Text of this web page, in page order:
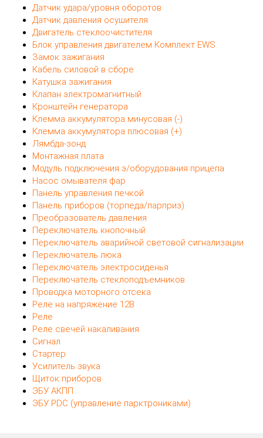
Датчик удара/уровня оборотов
Датчик давления осушителя
Двигатель стеклоочистителя
Блок управления двигателем Комплект EWS
Замок зажигания
Кабель силовой в сборе
Катушка зажигания
Клапан электромагнитный
Кронштейн генератора
Клемма аккумулятора минусовая (-)
Клемма аккумулятора плюсовая (+)
Лямбда-зонд
Монтажная плата
Модуль подключения э/оборудования прицепа
Насос омывателя фар
Панель управления печкой
Панель приборов (торпеда/парприз)
Преобразователь давления
Переключатель кнопочный
Переключатель аварийной световой сигнализации
Переключатель люка
Переключатель электросиденья
Переключатель стеклоподъемников
Проводка моторного отсека
Реле на напряжение 12В
Реле
Реле свечей накаливания
Сигнал
Стартер
Усилитель звука
Щиток приборов
ЭБУ АКПП
ЭБУ PDC (управление парктрониками)